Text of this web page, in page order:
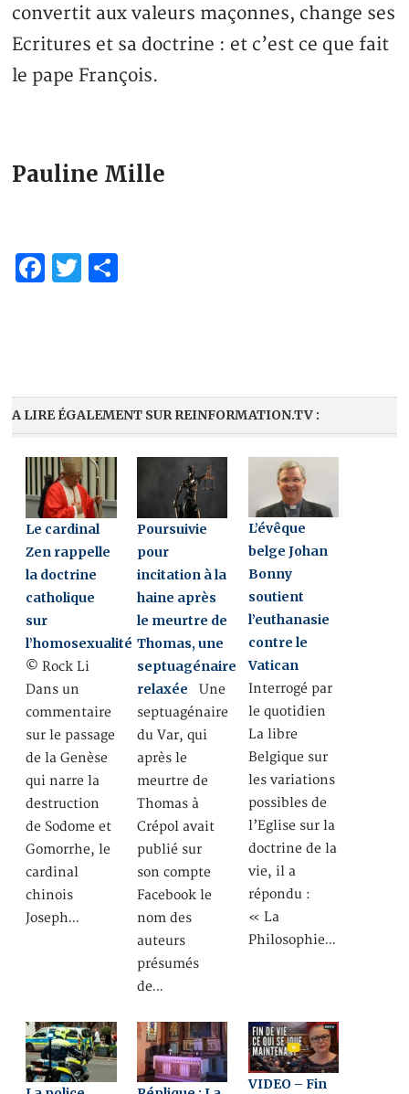
convertit aux valeurs maçonnes, change ses
Ecritures et sa doctrine : et c’est ce que fait
le pape François.
Pauline Mille
Facebook
Twitter
A LIRE ÉGALEMENT SUR REINFORMATION.TV :
Le cardinal
Zen rappelle
la doctrine
catholique
sur
l’homosexualité
© Rock Li
Dans un
commentaire
sur le passage
de la Genèse
qui narre la
destruction
de Sodome et
Gomorrhe, le
cardinal
chinois
Joseph…
Poursuivie
pour
incitation à la
haine après
le meurtre de
Thomas, une
septuagénaire
relaxée Une
septuagénaire
du Var, qui
après le
meurtre de
Thomas à
Crépol avait
publié sur
son compte
Facebook le
nom des
auteurs
présumés
de…
L’évêque
belge Johan
Bonny
soutient
l’euthanasie
contre le
Vatican
Interrogé par
le quotidien
La libre
Belgique sur
les variations
possibles de
l’Eglise sur la
doctrine de la
vie, il a
répondu :
« La
Philosophie…
VIDEO – Fin